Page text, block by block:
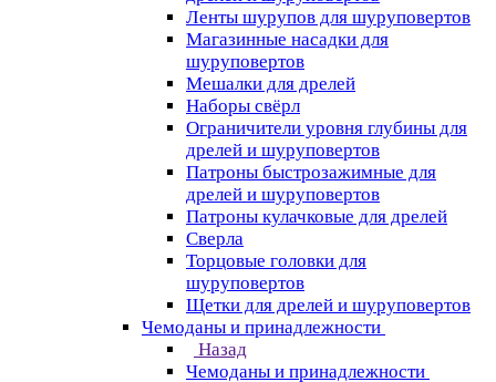
Ленты шурупов для шуруповертов
Магазинные насадки для
шуруповертов
Мешалки для дрелей
Наборы свёрл
Ограничители уровня глубины для
дрелей и шуруповертов
Патроны быстрозажимные для
дрелей и шуруповертов
Патроны кулачковые для дрелей
Сверла
Торцовые головки для
шуруповертов
Щетки для дрелей и шуруповертов
Чемоданы и принадлежности
Назад
Чемоданы и принадлежности